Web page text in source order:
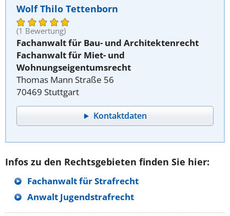
Wolf Thilo Tettenborn
(1 Bewertung)
Fachanwalt für Bau- und Architektenrecht
Fachanwalt für Miet- und
Wohnungseigentumsrecht
Thomas Mann Straße 56
70469 Stuttgart
Kontaktdaten
Infos zu den Rechtsgebieten finden Sie hier:
Fachanwalt für Strafrecht
Anwalt Jugendstrafrecht